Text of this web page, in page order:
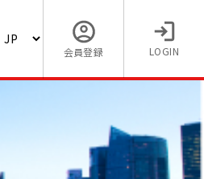
会員登録
LOGIN